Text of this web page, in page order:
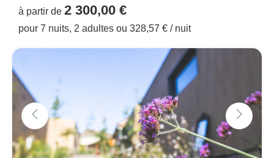
à partir de 2 300,00 €
pour 7 nuits, 2 adultes ou 328,57 € / nuit